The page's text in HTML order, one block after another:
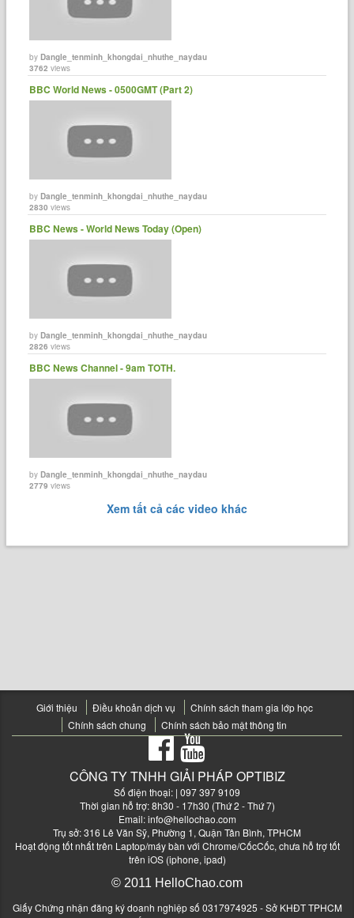
byDangle_tenminh_khongdai_nhuthe_naydau
3762 views
BBC World News - 0500GMT (Part 2)
byDangle_tenminh_khongdai_nhuthe_naydau
2830 views
BBC News - World News Today (Open)
byDangle_tenminh_khongdai_nhuthe_naydau
2826 views
BBC News Channel - 9am TOTH.
byDangle_tenminh_khongdai_nhuthe_naydau
2779 views
Xem tất cả các video khác
Giới thiệu Điều khoản dịch vụ
Chính sách tham gia lớp học
Chính sách chung
Chính sách bảo mật thông tin
CÔNG TY TNHH GIẢI PHÁP OPTIBIZ
Số điện thoại: | 097 397 9109
Thời gian hỗ trợ: 8h30 - 17h30 (Thứ 2 - Thứ 7)
Email:info@hellochao.com
Trụ sở: 316 Lê Văn Sỹ, Phường 1, Quận Tân Bình, TPHCM
Hoạt động tốt nhất trên Laptop/máy bàn với Chrome/CốcCốc, chưa hỗ trợ tốt
trên iOS (iphone, ipad)
© 2011 HelloChao.com
Giấy Chứng nhận đăng ký doanh nghiệp số 0317974925 - Sở KHĐT TPHCM